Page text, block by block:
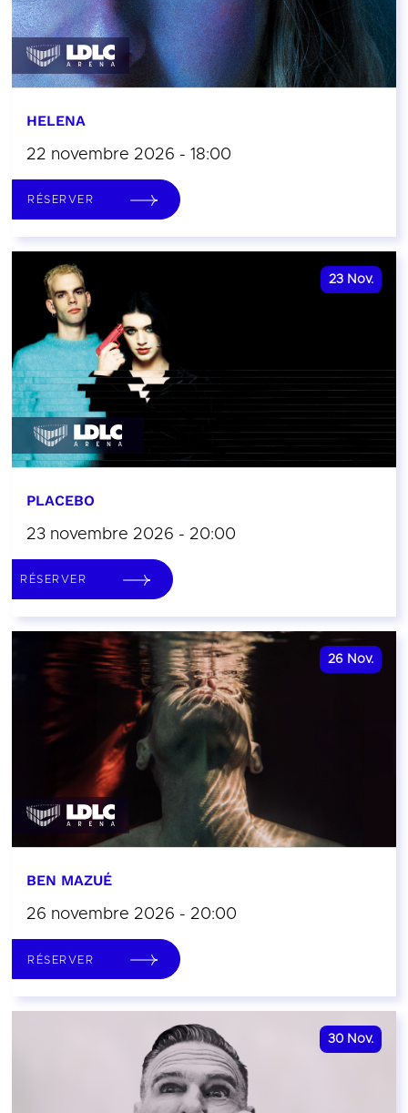
HELENA
22 novembre 2026 - 18:00
RÉSERVER
23 Nov.
PLACEBO
23 novembre 2026 - 20:00
RÉSERVER
26 Nov.
BEN MAZUÉ
26 novembre 2026 - 20:00
RÉSERVER
30 Nov.